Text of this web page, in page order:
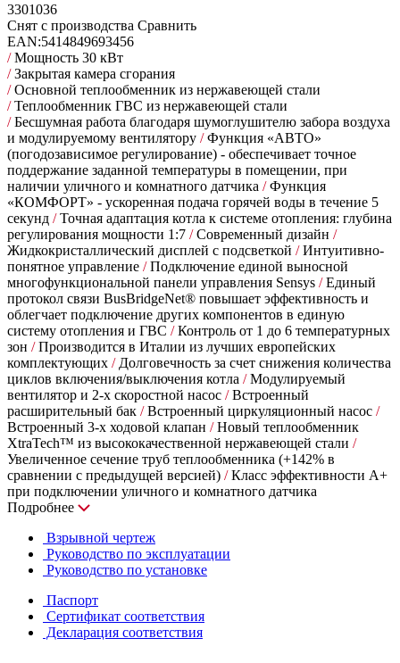
3301036
Снят с производства Сравнить
EAN:5414849693456
/Мощность 30 кВт
/Закрытая камера сгорания
/Основной теплообменник из нержавеющей стали
/Теплообменник ГВС из нержавеющей стали
/Бесшумная работа благодаря шумоглушителю забора воздуха
и модулируемому вентилятору /Функция «АВТО»
(погодозависимое регулирование) - обеспечивает точное
поддержание заданной температуры в помещении, при
наличии уличного и комнатного датчика /Функция
«КОМФОРТ» - ускоренная подача горячей воды в течение 5
секунд /Точная адаптация котла к системе отопления: глубина
регулирования мощности 1:7 /Современный дизайн /
Жидкокристаллический дисплей с подсветкой /Интуитивно-
понятное управление /Подключение единой выносной
многофункциональной панели управления Sensys /Единый
протокол связи BusBridgeNet® повышает эффективность и
облегчает подключение других компонентов в единую
систему отопления и ГВС /Контроль от 1 до 6 температурных
зон /Производится в Италии из лучших европейских
комплектующих /Долговечность за счет снижения количества
циклов включения/выключения котла /Модулируемый
вентилятор и 2-х скоростной насос /Встроенный
расширительный бак /Встроенный циркуляционный насос /
Встроенный 3-х ходовой клапан /Новый теплообменник
XtraTech™ из высококачественной нержавеющей стали /
Увеличенное сечение труб теплообменника (+142% в
сравнении с предыдущей версией) /Класс эффективности А+
при подключении уличного и комнатного датчика
Подробнее
Взрывной чертеж
Руководство по эксплуатации
Руководство по установке
Паспорт
Сертификат соответствия
Декларация соответствия